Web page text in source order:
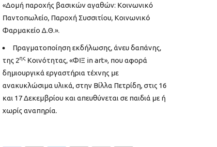
«Δομή παροχής βασικών αγαθών: Κοινωνικό
Παντοπωλείο, Παροχή Συσσιτίου, Κοινωνικό
Φαρμακείο Δ.Θ.».
Πραγματοποίηση εκδήλωσης, άνευ δαπάνης,
της 2ης Κοινότητας, «ΦΙΞ in art», που αφορά
δημιουργικά εργαστήρια τέχνης με
ανακυκλώσιμα υλικά, στην Βίλλα Πετρίδη, στις 16
και 17 Δεκεμβρίου και απευθύνεται σε παιδιά με ή
χωρίς αναπηρία.